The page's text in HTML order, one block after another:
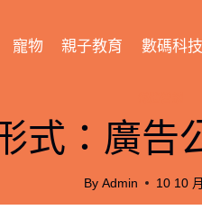
寵物 親子教育 數碼科技
式：廣告
By Admin 10 10